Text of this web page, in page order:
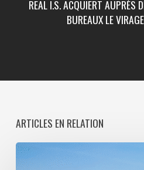
REAL I.S. ACQUIERT AUPRÈS
BUREAUX LE
ARTICLES EN RELATION
Paris
La